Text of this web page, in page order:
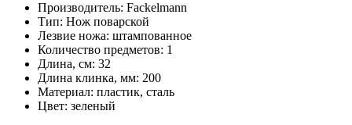
Производитель: Fackelmann
Тип: Нож поварской
Лезвие ножа: штампованное
Количество предметов: 1
Длина, см: 32
Длина клинка, мм: 200
Материал: пластик, сталь
Цвет: зеленый